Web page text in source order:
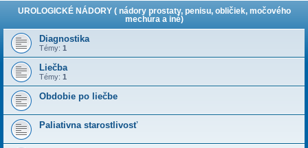
UROLOGICKÉ NÁDORY ( nádory prostaty, penisu, obličiek, močového
mechúra a iné)
Diagnostika
Témy: 1
Liečba
Témy: 1
Obdobie po liečbe
Paliativna starostlivosť